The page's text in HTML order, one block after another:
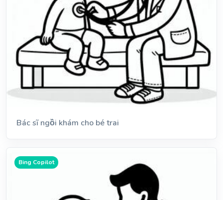
Bác sĩ ngồi khám cho bé trai
Bing Copilot